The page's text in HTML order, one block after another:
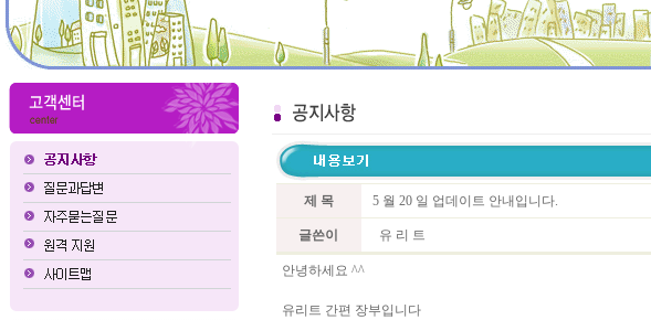
제 목 5 월 20 일 업데이트 안내입니다.
글쓴이 유 리 트
안녕하세요 ^^
유리트 간편 장부입니다